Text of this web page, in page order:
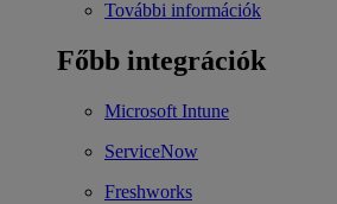
További információk
Főbb integrációk
Microsoft Intune
ServiceNow
Freshworks